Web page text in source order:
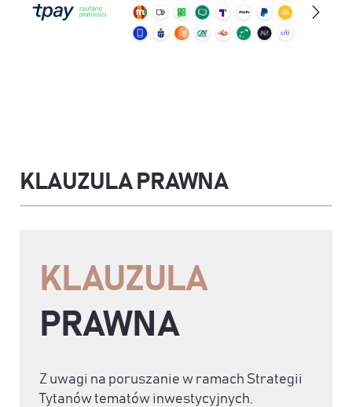
KLAUZULA PRAWNA
KLAUZULA
PRAWNA
Z uwagi na poruszanie w ramach Strategii
Tytanów tematów inwestycyjnych,